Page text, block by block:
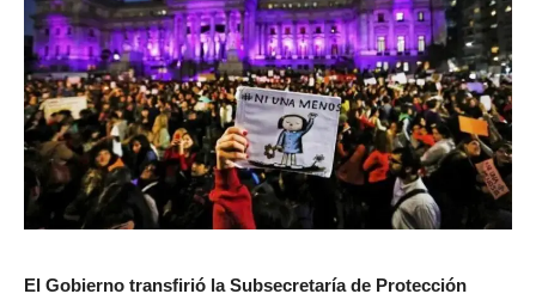
El Gobierno transfirió la Subsecretaría de Protección